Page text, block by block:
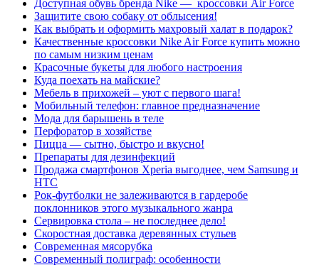
Доступная обувь бренда Nike — кроссовки Air Force
Защитите свою собаку от облысения!
Как выбрать и оформить махровый халат в подарок?
Качественные кроссовки Nike Air Force купить можно
по самым низким ценам
Красочные букеты для любого настроения
Куда поехать на майские?
Мебель в прихожей – уют с первого шага!
Мобильный телефон: главное предназначение
Мода для барышень в теле
Перфоратор в хозяйстве
Пицца — сытно, быстро и вкусно!
Препараты для дезинфекций
Продажа смартфонов Xperia выгоднее, чем Samsung и
HTC
Рок-футболки не залеживаются в гардеробе
поклонников этого музыкального жанра
Сервировка стола – не последнее дело!
Скоростная доставка деревянных стульев
Современная мясорубка
Современный полиграф: особенности